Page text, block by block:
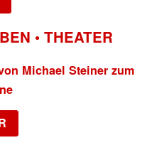
• THEATER
Michael Steiner zum